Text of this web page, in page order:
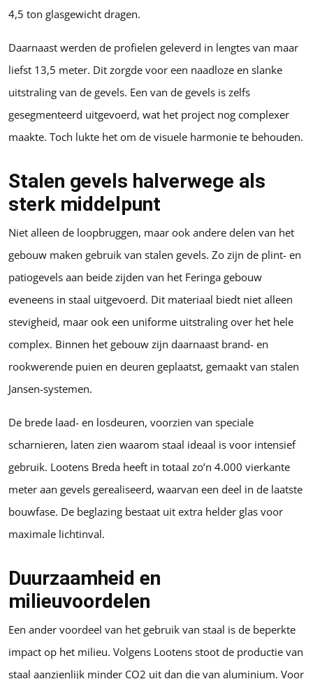
4,5 ton glasgewicht dragen.
Daarnaast werden de profielen geleverd in lengtes van maar
liefst 13,5 meter. Dit zorgde voor een naadloze en slanke
uitstraling van de gevels. Een van de gevels is zelfs
gesegmenteerd uitgevoerd, wat het project nog complexer
maakte. Toch lukte het om de visuele harmonie te behouden.
Stalen gevels halverwege als
sterk middelpunt
Niet alleen de loopbruggen, maar ook andere delen van het
gebouw maken gebruik van stalen gevels. Zo zijn de plint- en
patiogevels aan beide zijden van het Feringa gebouw
eveneens in staal uitgevoerd. Dit materiaal biedt niet alleen
stevigheid, maar ook een uniforme uitstraling over het hele
complex. Binnen het gebouw zijn daarnaast brand- en
rookwerende puien en deuren geplaatst, gemaakt van stalen
Jansen-systemen.
De brede laad- en losdeuren, voorzien van speciale
scharnieren, laten zien waarom staal ideaal is voor intensief
gebruik. Lootens Breda heeft in totaal zo’n 4.000 vierkante
meter aan gevels gerealiseerd, waarvan een deel in de laatste
bouwfase. De beglazing bestaat uit extra helder glas voor
maximale lichtinval.
Duurzaamheid en
milieuvoordelen
Een ander voordeel van het gebruik van staal is de beperkte
impact op het milieu. Volgens Lootens stoot de productie van
staal aanzienlijk minder CO2 uit dan die van aluminium. Voor